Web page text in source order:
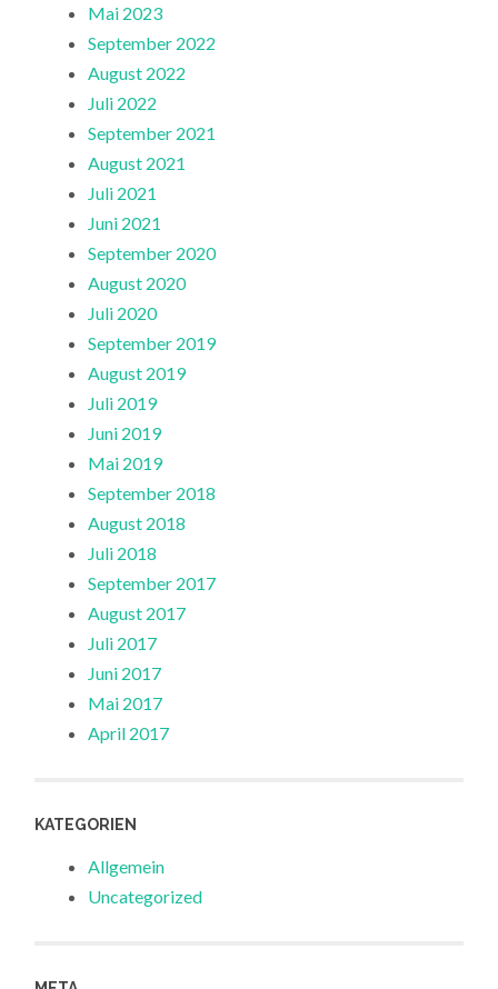
Mai 2023
September 2022
August 2022
Juli 2022
September 2021
August 2021
Juli 2021
Juni 2021
September 2020
August 2020
Juli 2020
September 2019
August 2019
Juli 2019
Juni 2019
Mai 2019
September 2018
August 2018
Juli 2018
September 2017
August 2017
Juli 2017
Juni 2017
Mai 2017
April 2017
KATEGORIEN
Allgemein
Uncategorized